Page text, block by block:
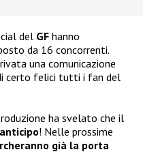
del GF hanno
da 16 concorrenti.
una comunicazione
certo felici tutti i fan del
ha svelato che il
! Nelle prossime
già la porta